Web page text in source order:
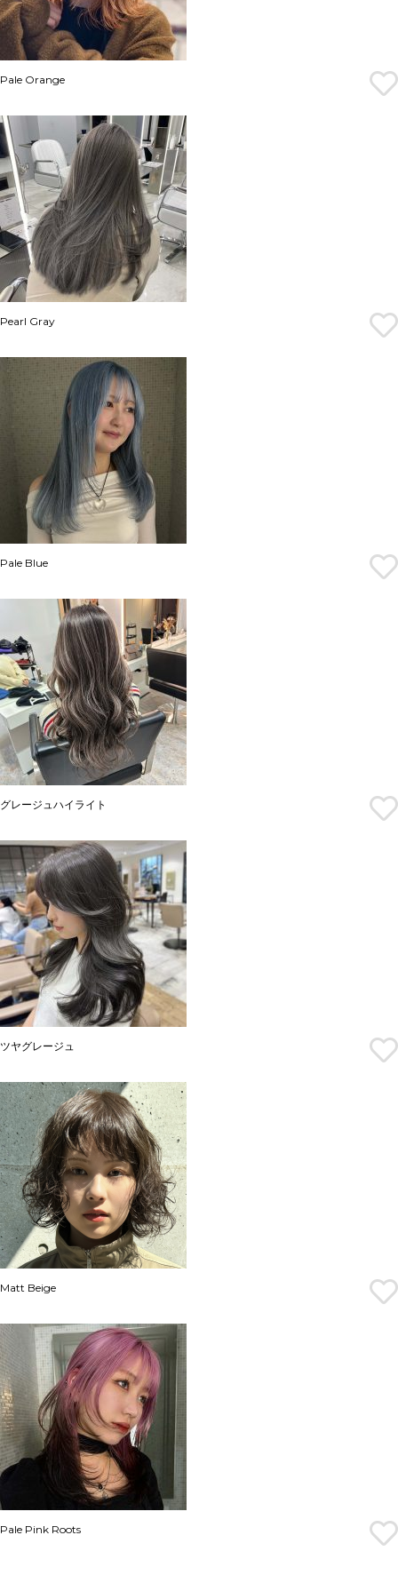
Pale Orange
Pearl Gray
Pale Blue
グレージュハイライト
ツヤグレージュ
Matt Beige
Pale Pink Roots